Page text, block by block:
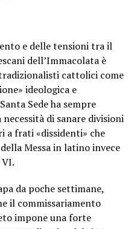
e delle tensioni tra il
dell’Immacolata è
cattolici come
ideologica e
Sede ha sempre
di sanare divisioni
a frati «dissidenti» che
Messa in latino invece
da poche settimane,
il commissariamento
impone una forte